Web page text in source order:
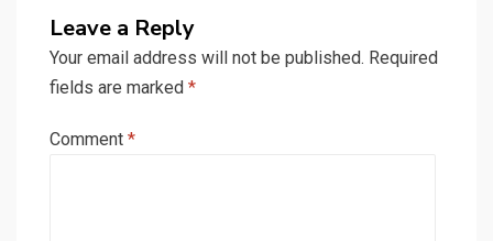
Leave a Reply
Your email address will not be published. Required
fields are marked *
Comment *